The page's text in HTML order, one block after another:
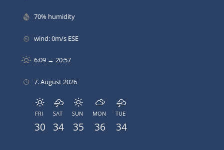
70% humidity
wind: 0m/s ESE
6:09 → 20:57
7. August 2026
FRI
30
SAT
34
SUN
35
MON
36
TUE
34